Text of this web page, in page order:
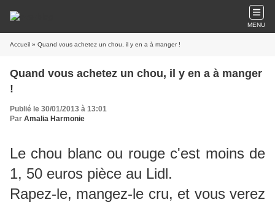
MENU
Accueil » Quand vous achetez un chou, il y en a à manger !
Quand vous achetez un chou, il y en a à manger
!
Publié le 30/01/2013 à 13:01
Par Amalia Harmonie
Le chou blanc ou rouge c'est moins de
1, 50 euros pièce au Lidl.
Rapez-le, mangez-le cru, et vous verez